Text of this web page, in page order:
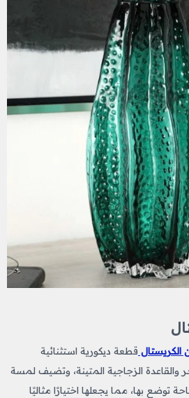
الكريستال قطعة ديكورية استثنائية
والقاعدة الزجاجية المتينة، وتضيف لمسة
توضع بها، مما يجعلها اختيارًا مثاليًا